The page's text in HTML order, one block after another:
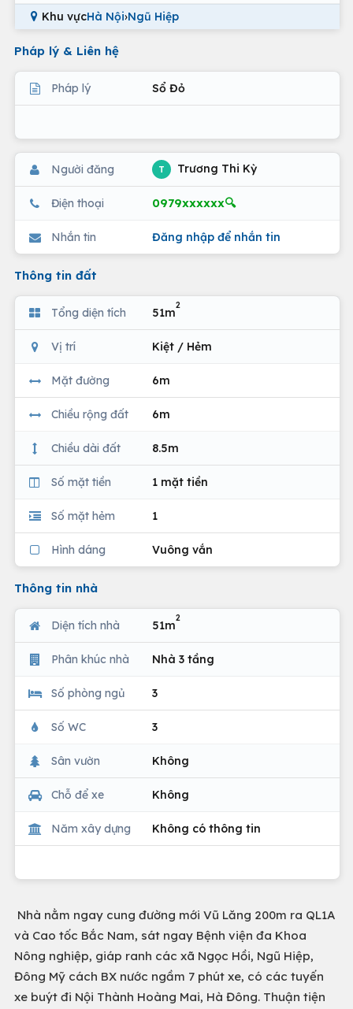
Khu vựcHà Nội›Ngũ Hiệp
Pháp lý & Liên hệ
Pháp lý Sổ Đỏ
Người đăng T Trương Thi Kỳ
Điện thoại 0979xxxxxx🔍
Nhắn tin Đăng nhập để nhắn tin
Thông tin đất
Tổng diện tích 51m
2
Vị trí Kiệt / Hẻm
Mặt đường 6m
Chiều rộng đất 6m
Chiều dài đất 8.5m
Số mặt tiền 1 mặt tiền
Số mặt hẻm 1
Hình dáng Vuông vắn
Thông tin nhà
Diện tích nhà 51m
2
Phân khúc nhà Nhà 3 tầng
Số phòng ngủ 3
Số WC 3
Sân vườn Không
Chỗ để xe Không
Năm xây dựng Không có thông tin
Nhà nằm ngay cung đường mới Vũ Lăng 200m ra QL1A
và Cao tốc Bắc Nam, sát ngay Bệnh viện đa Khoa
Nông nghiệp, giáp ranh các xã Ngọc Hồi, Ngũ Hiệp,
Đông Mỹ cách BX nước ngầm 7 phút xe, có các tuyến
xe buýt đi Nội Thành Hoàng Mai, Hà Đông. Thuận tiện